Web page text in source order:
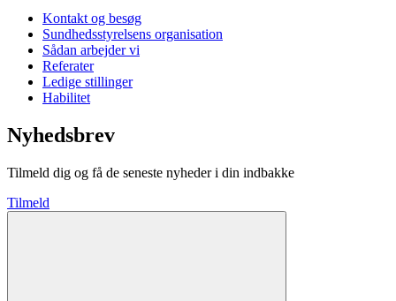
Kontakt og besøg
Sundhedsstyrelsens organisation
Sådan arbejder vi
Referater
Ledige stillinger
Habilitet
Nyhedsbrev
Tilmeld dig og få de seneste nyheder i din indbakke
Tilmeld